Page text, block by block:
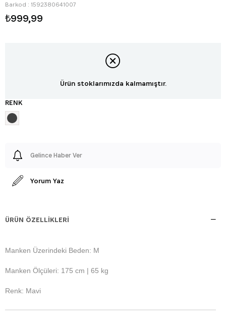
Barkod : 1592380641007
₺999,99
Ürün stoklarımızda kalmamıştır.
RENK
Gelince Haber Ver
Yorum Yaz
ÜRÜN ÖZELLIKLERI
Manken Üzerindeki Beden: M
Manken Ölçüleri: 175 cm | 65 kg
Renk: Mavi